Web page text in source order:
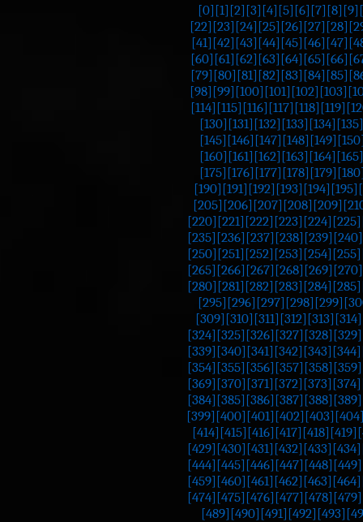
[0] [1] [2] [3] [4] [5] [6] [7] [8] [9]
[22] [23] [24] [25] [26] [27] [28]
[41] [42] [43] [44] [45] [46] [47]
[60] [61] [62] [63] [64] [65] [66]
[79] [80] [81] [82] [83] [84] [85]
[98] [99] [100] [101] [102] [103]
[114] [115] [116] [117] [118] [119]
[130] [131] [132] [133] [134] [135]
[145] [146] [147] [148] [149]
[160] [161] [162] [163] [164] [165]
[175] [176] [177] [178] [179]
[190] [191] [192] [193] [194] [195]
[205] [206] [207] [208] [209]
[220] [221] [222] [223] [224] [225]
[235] [236] [237] [238] [239] [240]
[250] [251] [252] [253] [254] [255]
[265] [266] [267] [268] [269] [270]
[280] [281] [282] [283] [284] [285]
[295] [296] [297] [298] [299]
[309] [310] [311] [312] [313] [314]
[324] [325] [326] [327] [328] [329]
[339] [340] [341] [342] [343] [344]
[354] [355] [356] [357] [358] [359]
[369] [370] [371] [372] [373] [374]
[384] [385] [386] [387] [388] [389]
[399] [400] [401] [402] [403]
[414] [415] [416] [417] [418] [419]
[429] [430] [431] [432] [433] [434]
[444] [445] [446] [447] [448] [449]
[459] [460] [461] [462] [463] [464]
[474] [475] [476] [477] [478] [479]
[489] [490] [491] [492] [493]